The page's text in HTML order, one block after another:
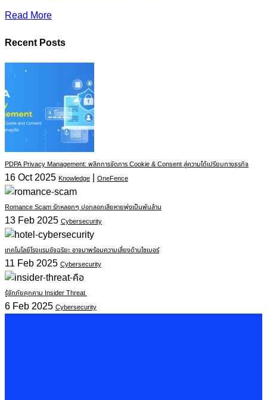
Read More
Recent Posts
PDPA Privacy Management: พลิกการจัดการ Cookie & Consent สู่ความได้เปรียบทางธุรกิจ
16 Oct 2025 Knowledge | OneFence
Romance Scam รักหลอกๆ ปอกลอกเสียหายพุ่งเป็นพันล้าน
13 Feb 2025 Cybersecurity
เทคโนโลยีโรงแรมอัจฉริยะ อาจมาพร้อมความเสี่ยงด้านไซเบอร์
11 Feb 2025 Cybersecurity
รู้จักภัยคุกคาม Insider Threat
6 Feb 2025 Cybersecurity